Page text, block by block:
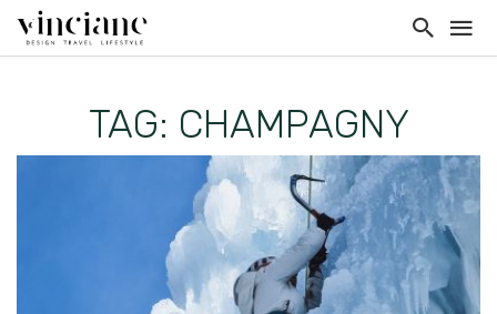
TAG: CHAMPAGNY